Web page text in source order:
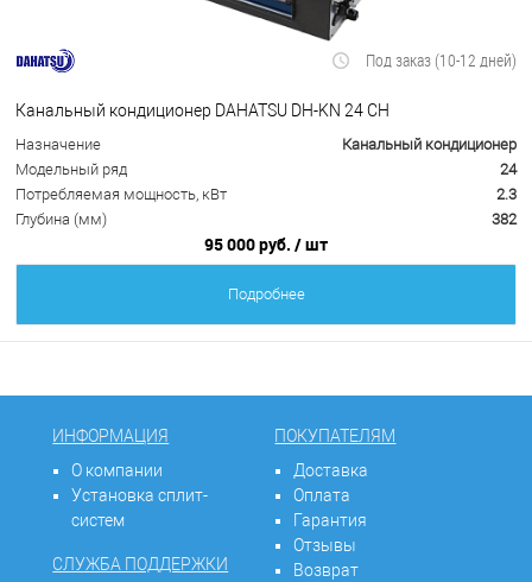
Под заказ (10-12 дней)
Канальный кондиционер DAHATSU DH-KN 24 CH
Назначение
Канальный кондиционер
Модельный ряд
24
Потребляемая мощность, кВт
2.3
Глубина (мм)
382
95 000 руб. / шт
Подробнее
ИНФОРМАЦИЯ
О компании
Установка сплит-
систем
СЛУЖБА ПОДДЕРЖКИ
ПОКУПАТЕЛЯМ
Доставка
Оплата
Гарантия
Отзывы
Возврат